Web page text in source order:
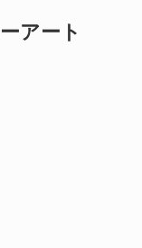
アート